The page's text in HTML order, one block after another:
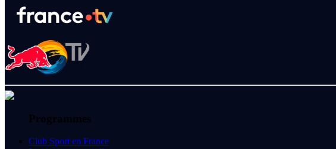
Programmes
Club Sport en France